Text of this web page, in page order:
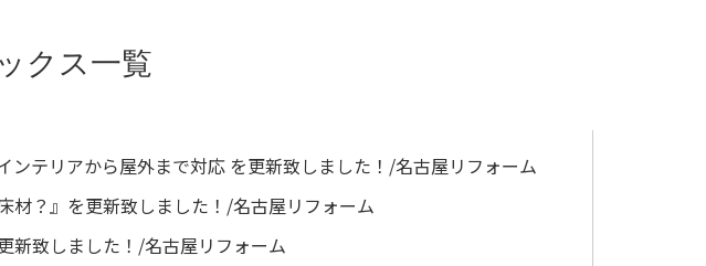
ンテリアから屋外まで対応 を更新致しました！/名古屋リフォーム
材？』を更新致しました！/名古屋リフォーム
新致しました！/名古屋リフォーム